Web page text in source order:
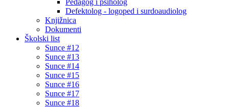
Pedagog i psiholog
Defektolog - logoped i surdoaudiolog
Knjižnica
Dokumenti
Školski list
Sunce #12
Sunce #13
Sunce #14
Sunce #15
Sunce #16
Sunce #17
Sunce #18